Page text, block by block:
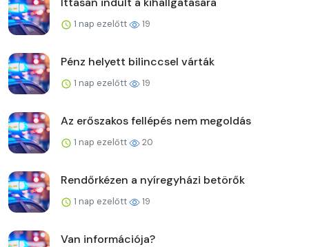
1 nap ezelőtt 19
Pénz helyett bilinccsel várták
1 nap ezelőtt 19
Az erőszakos fellépés nem megoldás
1 nap ezelőtt 20
Rendőrkézen a nyíregyházi betörők
1 nap ezelőtt 19
Van információja?